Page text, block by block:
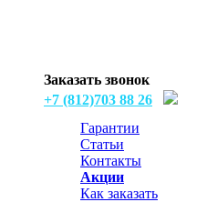
Заказать звонок
+7 (812)703 88 26
Гарантии
Статьи
Контакты
Акции
Как заказать